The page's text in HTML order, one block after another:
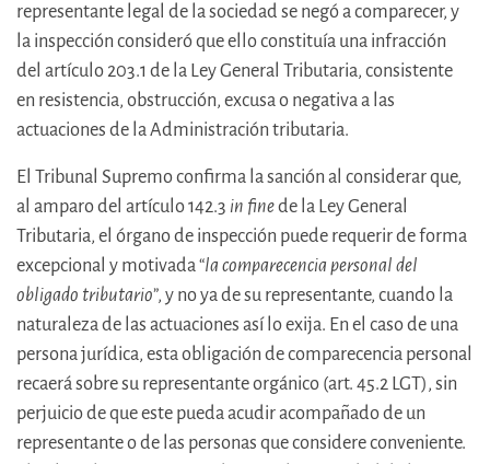
representante legal de la sociedad se negó a comparecer, y
la inspección consideró que ello constituía una infracción
del artículo 203.1 de la Ley General Tributaria, consistente
en resistencia, obstrucción, excusa o negativa a las
actuaciones de la Administración tributaria.
El Tribunal Supremo confirma la sanción al considerar que,
al amparo del artículo 142.3 in finede la Ley General
Tributaria, el órgano de inspección puede requerir de forma
excepcional y motivada “la comparecencia personal del
obligado tributario”, y no ya de su representante, cuando la
naturaleza de las actuaciones así lo exija. En el caso de una
persona jurídica, esta obligación de comparecencia personal
recaerá sobre su representante orgánico (art. 45.2 LGT), sin
perjuicio de que este pueda acudir acompañado de un
representante o de las personas que considere conveniente.